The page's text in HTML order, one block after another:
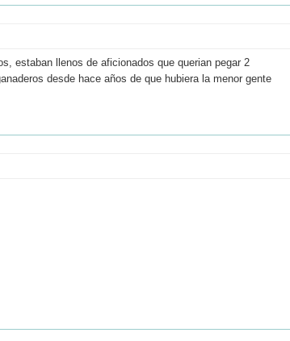
estaban llenos de aficionados que querian pegar 2
desde hace años de que hubiera la menor gente